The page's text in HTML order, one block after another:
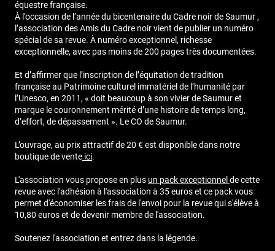
équestre française.
À l’occasion de l’année du bicentenaire du Cadre noir de Saumur ,
l’association des Amis du Cadre noir vient de publier un numéro
spécial de sa revue. À numéro exceptionnel, richesse
exceptionnelle, avec pas moins de 200 pages très documentées.
Et d’affirmer que l’inscription de l’équitation de tradition
française au Patrimoine culturel immatériel de l’humanité par
l’Unesco, en 2011, « doit beaucoup à son vivier de Saumur et
marque le couronnement mérité d’une histoire de temps long,
d’effort, de dépassement ». Le CO de Saumur.
L’ouvrage, au prix attractif de 20 € est disponible dans notre
boutique de vente ici.
L'association vous propose en plus un pack exceptionnel de cette
revue avec l'adhésion à l'association à 35 euros et ce pack vous
permet d'économiser les frais de l'envoi pour la revue qui s'élève à
10,80 euros et de devenir membre de l'association.
Soutenez l'association et entrez dans la légende.